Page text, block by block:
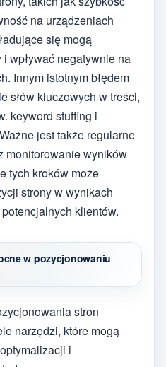
na urządzeniach
się mogą
wpływać negatywnie na
Innym istotnym błędem
słów kluczowych w treści,
keyword stuffing i
jest także regularne
monitorowanie wyników
tych kroków może
strony w wynikach
klientów.
w pozycjonowaniu
stron
narzędzi, które mogą
i